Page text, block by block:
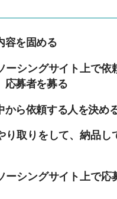
容を固める
ーシングサイト上で依
応募者を募る
から依頼する人を決め
り取りをして、納品し
ーシングサイト上で応